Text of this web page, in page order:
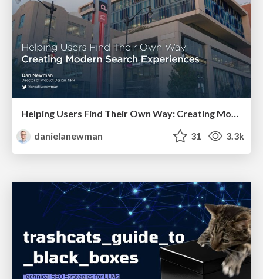
Helping Users Find Their Own Way: Creating Modern Search Experiences
danielanewman
31 3.3k